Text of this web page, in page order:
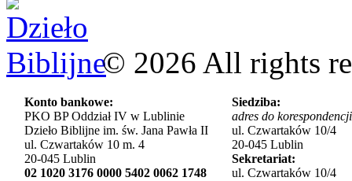
© 2026 All rights
Konto bankowe:
PKO BP Oddział IV w Lublinie
Dzieło Biblijne im. św. Jana Pawła II
ul. Czwartaków 10 m. 4
20-045 Lublin
02 1020 3176 0000 5402 0062 1748
Siedziba:
adres do
ul. Czwartaków 10/4
20-045 Lublin
Sekretariat:
ul. Czwartaków 10/4